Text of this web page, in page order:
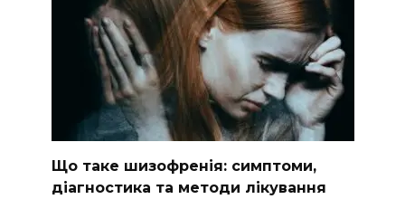
Що таке шизофренія: симптоми,
діагностика та методи лікування